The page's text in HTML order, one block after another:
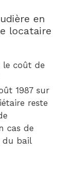
en
locataire
le coût de
1987 sur
reste
cas de
du bail